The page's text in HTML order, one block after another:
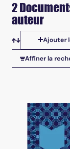
2
auteur
Tris disponibles
Ajouter
Affiner la